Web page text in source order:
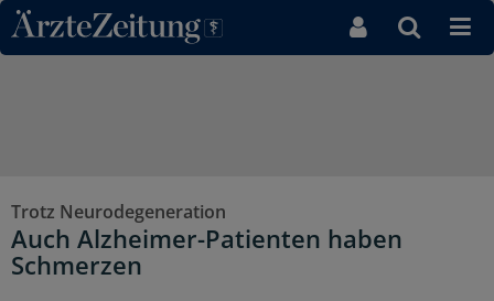
Direkt zum Inhaltsbereich
Trotz Neurodegeneration
Auch Alzheimer-Patienten haben
Schmerzen